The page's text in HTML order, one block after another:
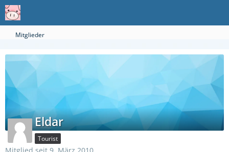
Mitglieder
Eldar
Tourist